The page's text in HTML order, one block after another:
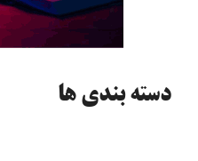
دسته‌ بندی ها